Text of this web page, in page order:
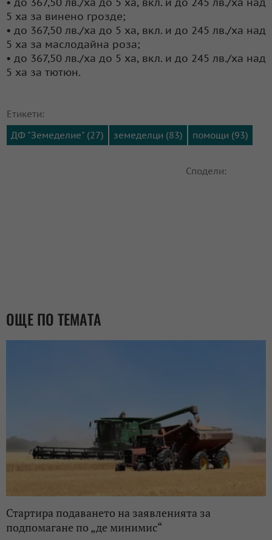
5 ха за винено грозде;
• до 367,50 лв./ха до 5 ха, вкл. и до 245 лв./ха над
5 ха за маслодайна роза;
• до 367,50 лв./ха до 5 ха, вкл. и до 245 лв./ха над
5 ха за тютюн.
Етикети:
ДФ "Земеделие" (27)
земеделци (83) помощи (93)
Сподели:
ОЩЕ ПО ТЕМАТА
Стартира подаването на заявленията за
подпомагане по „де минимис“